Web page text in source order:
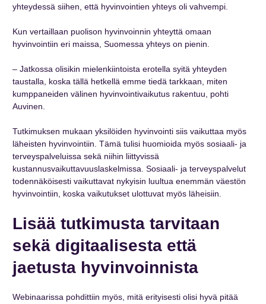
yhteydessä siihen, että hyvinvointien yhteys oli vahvempi.
Kun vertaillaan puolison hyvinvoinnin yhteyttä omaan
hyvinvointiin eri maissa, Suomessa yhteys on pienin.
– Jatkossa olisikin mielenkiintoista erotella syitä yhteyden
taustalla, koska tällä hetkellä emme tiedä tarkkaan, miten
kumppaneiden välinen hyvinvointivaikutus rakentuu, pohti
Auvinen.
Tutkimuksen mukaan yksilöiden hyvinvointi siis vaikuttaa myös
läheisten hyvinvointiin. Tämä tulisi huomioida myös sosiaali- ja
terveyspalveluissa sekä niihin liittyvissä
kustannusvaikuttavuuslaskelmissa. Sosiaali- ja terveyspalvelut
todennäköisesti vaikuttavat nykyisin luultua enemmän väestön
hyvinvointiin, koska vaikutukset ulottuvat myös läheisiin.
Lisää tutkimusta tarvitaan
sekä digitaalisesta että
jaetusta hyvinvoinnista
Webinaarissa pohdittiin myös, mitä erityisesti olisi hyvä pitää